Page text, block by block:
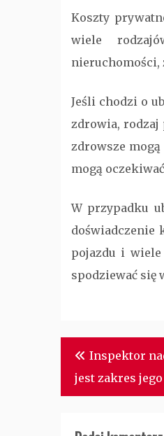
Koszty
wiele
nieruchomości,
Jeśli chodzi o
zdrowia, rodzaj
zdrowsze
mogą
W przypadku
doświadczenie
pojazdu i
spodziewać się
Nawigacja
wpisu
Inspektor
jest zakres jego